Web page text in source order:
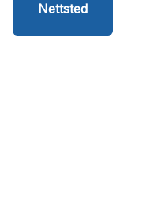
Nettsted